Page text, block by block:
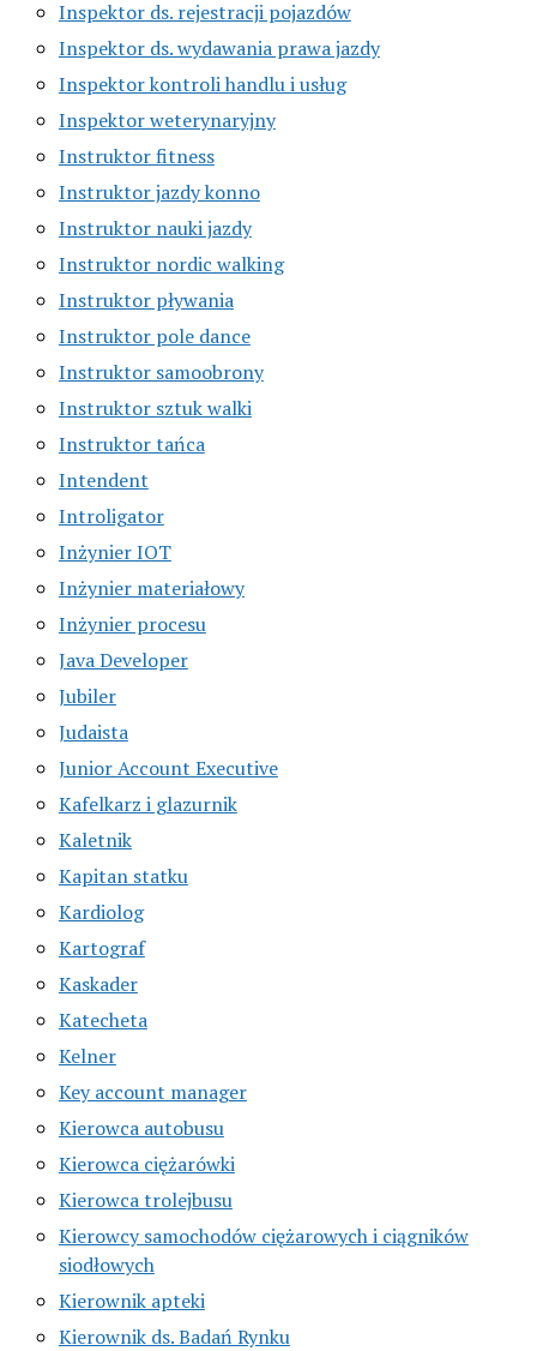
Inspektor ds. rejestracji pojazdów
Inspektor ds. wydawania prawa jazdy
Inspektor kontroli handlu i usług
Inspektor weterynaryjny
Instruktor fitness
Instruktor jazdy konno
Instruktor nauki jazdy
Instruktor nordic walking
Instruktor pływania
Instruktor pole dance
Instruktor samoobrony
Instruktor sztuk walki
Instruktor tańca
Intendent
Introligator
Inżynier IOT
Inżynier materiałowy
Inżynier procesu
Java Developer
Jubiler
Judaista
Junior Account Executive
Kafelkarz i glazurnik
Kaletnik
Kapitan statku
Kardiolog
Kartograf
Kaskader
Katecheta
Kelner
Key account manager
Kierowca autobusu
Kierowca ciężarówki
Kierowca trolejbusu
Kierowcy samochodów ciężarowych i ciągników
siodłowych
Kierownik apteki
Kierownik ds. Badań Rynku